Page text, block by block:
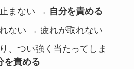
まない → 自分を責める
ない → 疲れが取れない
、つい強く当たってしま
を責める